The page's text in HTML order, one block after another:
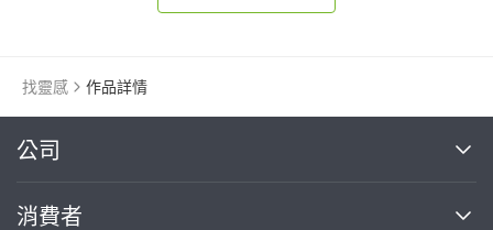
找靈感 作品詳情
公司
關於我們
消費者
繼續完成